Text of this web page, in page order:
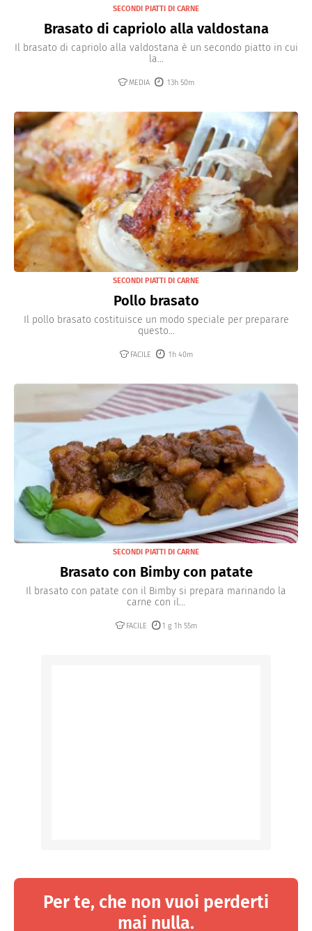
SECONDI PIATTI DI CARNE
Brasato di capriolo alla valdostana
Il brasato di capriolo alla valdostana è un secondo piatto in cui
la...
MEDIA 13h 50m
SECONDI PIATTI DI CARNE
Pollo brasato
Il pollo brasato costituisce un modo speciale per preparare
questo...
FACILE 1h 40m
SECONDI PIATTI DI CARNE
Brasato con Bimby con patate
Il brasato con patate con il Bimby si prepara marinando la
carne con il...
FACILE 1 g 1h 55m
Per te, che non vuoi perderti
mai nulla.